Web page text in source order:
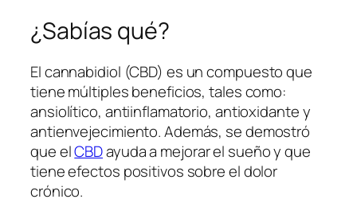
¿Sabías qué?
El cannabidiol (CBD) es un compuesto que
tiene múltiples beneficios, tales como:
ansiolítico, antiinflamatorio, antioxidante y
antienvejecimiento. Además, se demostró
que elCBDayuda a mejorar el sueño y que
tiene efectos positivos sobre el dolor
crónico.